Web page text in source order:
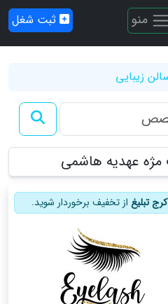
منو ثبت شغل
زیبایی
عهدیه هاشمی
کرج تبلیغ از تخفیف برخوردار شوید.